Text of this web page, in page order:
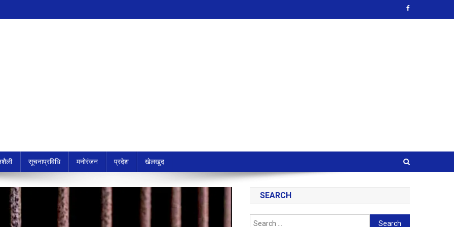
सूचनाप्रविधि मनोरंजन प्रदेश खेलखुद
SEARCH
Search